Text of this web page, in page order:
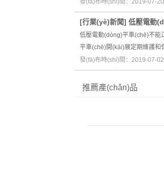
發(fā)布時(shí)間：2019-07-
[行業(yè)新聞] 低壓電動
低壓電動(dòng)平車(chē)不
平車(chē)開(kāi)展定期維護
發(fā)布時(shí)間：2019-07-
推薦產(chǎn)品